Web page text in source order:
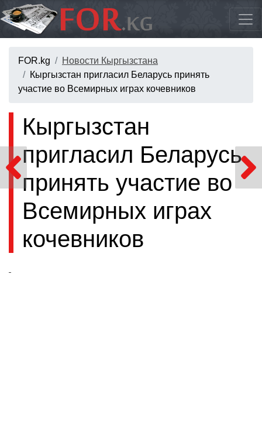
FOR.kg
Новости Кыргызстана
Кыргызстан пригласил Беларусь принять
участие во Всемирных играх кочевников
Кыргызстан
пригласил Беларусь
принять участие во
Всемирных играх
кочевников